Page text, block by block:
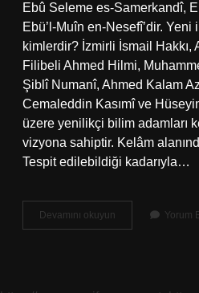
Ebû Seleme es-Samerkandî,
Ebü’l-Muîn en-Nesefî’dir.
kimlerdir? İzmirli İsmail Hakkı,
Filibeli Ahmed Hilmi,
Şiblî Numanî, Ahmed Kalam
Cemaleddin Kasımî ve
üzere yenilikçi bilim adamları
vizyona sahiptir. Kelâm
Tespit edilebildiği kadarıyla…
Devamını okuyun
Ilmi
Yorum